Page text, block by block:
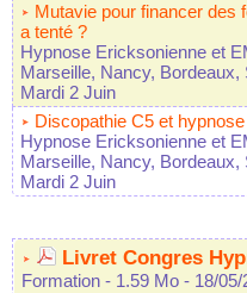
Mutavie pour financer des
a tenté ?
Hypnose Ericksonienne et
Marseille, Nancy,
Mardi 2 Juin
Discopathie C5 et
Hypnose Ericksonienne et
Marseille, Nancy,
Mardi 2 Juin
Livret Congres
Formation - 1.59 Mo - 18/05/